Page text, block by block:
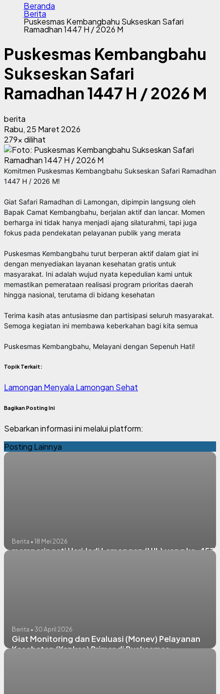
Beranda
Berita
Puskesmas Kembangbahu Sukseskan Safari
Ramadhan 1447 H / 2026 M
Puskesmas Kembangbahu
Sukseskan Safari
Ramadhan 1447 H / 2026 M
berita
Rabu, 25 Maret 2026
279x dilihat
Komitmen Puskesmas Kembangbahu Sukseskan Safari Ramadhan
1447 H / 2026 M!
Giat Safari Ramadhan di Lamongan, dipimpin langsung oleh
Bapak Camat Kembangbahu, berjalan aktif dan lancar. Momen
berharga ini tidak hanya menjadi ajang silaturahmi, tapi juga
fokus pada pendekatan pelayanan publik yang merata
Puskesmas Kembangbahu turut berperan aktif dalam giat ini
dengan menyediakan layanan kesehatan gratis untuk
masyarakat. Ini adalah wujud nyata kepedulian kami untuk
memastikan pemerataan realisasi program prioritas daerah
hingga nasional, terutama di bidang kesehatan
Terima kasih atas antusiasme dan partisipasi seluruh masyarakat.
Semoga kegiatan ini membawa keberkahan bagi kita semua
Puskesmas Kembangbahu, Melayani dengan Sepenuh Hati!
Topik Terkait:
Lamongan Menyala Lamongan Sehat
Bagikan Posting Ini
Sebarkan informasi ini melalui platform:
Posting Lainnya
Berita • 18 Mei 2026
memperingati Hari Jadi Lamongan (HJL) yang ke-457
Berita • 30 April 2026
Giat Monitoring dan Evaluasi (Monev) Pelayanan
Kesehatan (Yankes) Primer di Puskesmas